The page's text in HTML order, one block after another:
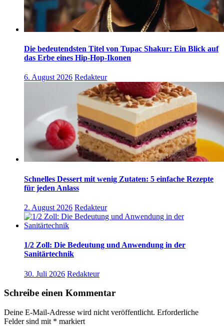
Die bedeutendsten Titel von Tupac Shakur: Ein Blick auf
das Erbe eines Hip-Hop-Ikonen
6. August 2026 Redakteur
Schnelles Dessert mit wenig Zutaten: 5 einfache Rezepte
für jeden Anlass
2. August 2026 Redakteur
1/2 Zoll: Die Bedeutung und Anwendung in der
Sanitärtechnik
30. Juli 2026 Redakteur
Schreibe einen Kommentar
Deine E-Mail-Adresse wird nicht veröffentlicht. Erforderliche
Felder sind mit * markiert